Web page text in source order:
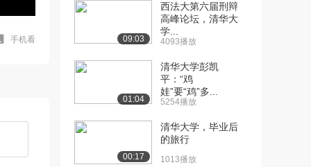
手机看
[7] 清华大学公开课：1.7
操作系统结...
10:16
[8] 清华大学公开课：1.8
[9] 清华大学公开课：2.1
操作系统的...
11.0万播放
19:16
09:03
西法大第六届刑辩
高峰论坛，清华大
学...
4093播放
01:04
清华大学彭凯
平：“鸡
娃”要“鸡”多...
5254播放
00:17
清华大学，毕业后
的旅行
1013播放